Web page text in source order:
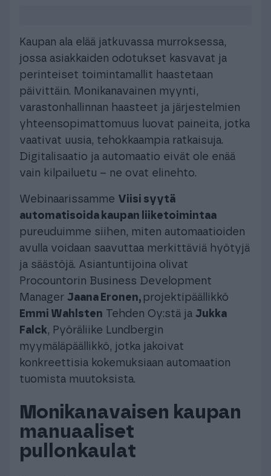
Kaupan ala elää jatkuvassa murroksessa,
jossa asiakkaiden odotukset kasvavat ja
perinteiset toimintamallit haastetaan
päivittäin. Monikanavainen myynti,
varastonhallinnan haasteet ja järjestelmien
yhteensopimattomuus luovat paineita, jotka
vaativat uusia, tehokkaampia ratkaisuja.
Digitalisaatio ja automaatio eivät ole enää
vain kilpailuetu – ne ovat elinehto.
Webinaarissamme Viisi syytä
automatisoida kaupan liiketoimintaa
pureuduimme siihen, miten automaatioiden
avulla voidaan saavuttaa merkittäviä hyötyjä
ja säästöjä. Asiantuntijoina olivat
Procountorin Business Development
Manager Jaana Eronen, projektipäällikkö
Emmi Wahlsten Tehden Oy:stä ja Jukka
Falck, Pyöräliike Lundbergin
myymäläpäällikkö, jotka jakoivat
konkreettisia kokemuksiaan automaation
tuomista muutoksista.
Monikanavaisen kaupan
manuaaliset
pullonkaulat